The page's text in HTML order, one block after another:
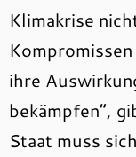
Klimakrise
ihre
bekämpfen“,
Staat muss